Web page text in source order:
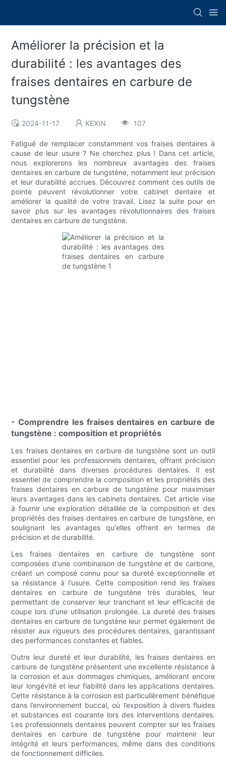
Améliorer la précision et la
durabilité : les avantages des
fraises dentaires en carbure de
tungstène
2024-11-17 KEXIN 107
Fatigué de remplacer constamment vos fraises dentaires à
cause de leur usure ? Ne cherchez plus ! Dans cet article,
nous explorerons les nombreux avantages des fraises
dentaires en carbure de tungstène, notamment leur précision
et leur durabilité accrues. Découvrez comment ces outils de
pointe peuvent révolutionner votre cabinet dentaire et
améliorer la qualité de votre travail. Lisez la suite pour en
savoir plus sur les avantages révolutionnaires des fraises
dentaires en carbure de tungstène.
- Comprendre les fraises dentaires en carbure de
tungstène : composition et propriétés
Les fraises dentaires en carbure de tungstène sont un outil
essentiel pour les professionnels dentaires, offrant précision
et durabilité dans diverses procédures dentaires. Il est
essentiel de comprendre la composition et les propriétés des
fraises dentaires en carbure de tungstène pour maximiser
leurs avantages dans les cabinets dentaires. Cet article vise
à fournir une exploration détaillée de la composition et des
propriétés des fraises dentaires en carbure de tungstène, en
soulignant les avantages qu'elles offrent en termes de
précision et de durabilité.
Les fraises dentaires en carbure de tungstène sont
composées d'une combinaison de tungstène et de carbone,
créant un composé connu pour sa dureté exceptionnelle et
sa résistance à l'usure. Cette composition rend les fraises
dentaires en carbure de tungstène très durables, leur
permettant de conserver leur tranchant et leur efficacité de
coupe lors d'une utilisation prolongée. La dureté des fraises
dentaires en carbure de tungstène leur permet également de
résister aux rigueurs des procédures dentaires, garantissant
des performances constantes et fiables.
Outre leur dureté et leur durabilité, les fraises dentaires en
carbure de tungstène présentent une excellente résistance à
la corrosion et aux dommages chimiques, améliorant encore
leur longévité et leur fiabilité dans les applications dentaires.
Cette résistance à la corrosion est particulièrement bénéfique
dans l’environnement buccal, où l’exposition à divers fluides
et substances est courante lors des interventions dentaires.
Les professionnels dentaires peuvent compter sur les fraises
dentaires en carbure de tungstène pour maintenir leur
intégrité et leurs performances, même dans des conditions
de fonctionnement difficiles.